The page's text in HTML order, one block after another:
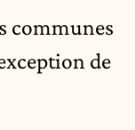
communes
de